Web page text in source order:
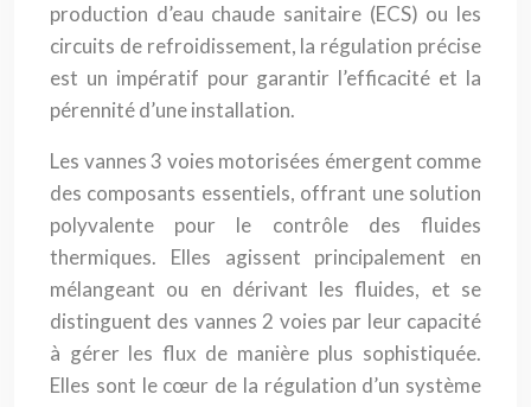
production d’eau chaude sanitaire (ECS) ou les
circuits de refroidissement, la régulation précise
est un impératif pour garantir l’efficacité et la
pérennité d’une installation.
Les vannes 3 voies motorisées émergent comme
des composants essentiels, offrant une solution
polyvalente pour le contrôle des fluides
thermiques. Elles agissent principalement en
mélangeant ou en dérivant les fluides, et se
distinguent des vannes 2 voies par leur capacité
à gérer les flux de manière plus sophistiquée.
Elles sont le cœur de la régulation d’un système